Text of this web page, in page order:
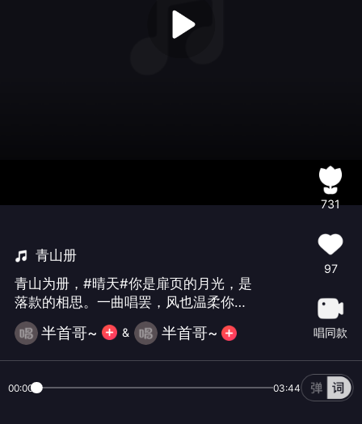
青山册
青山为册，#晴天#你是扉页的月光，是
落款的相思。一曲唱罢，风也温柔你也
温柔。往后岁岁年年，愿我❤️俩还能共
翻这册青山，把寻常日子过成最动人的
风景🌹今天也是音乐之声7周年群庆、好
美好🎂🎂🎂🎉🎉🎉#音乐之声欢畅家园周
半首哥~ & 半首哥~
731
97
唱同款
00:00 03:44